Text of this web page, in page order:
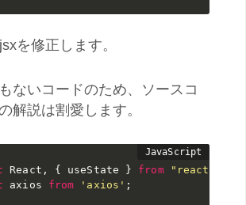
を修正します。
ないコードのため、ソースコ
解説は割愛します。
React , { useState } from "react"
axios from 'axios' ;